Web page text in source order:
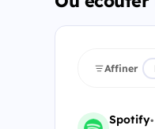
Affiner
Spotify